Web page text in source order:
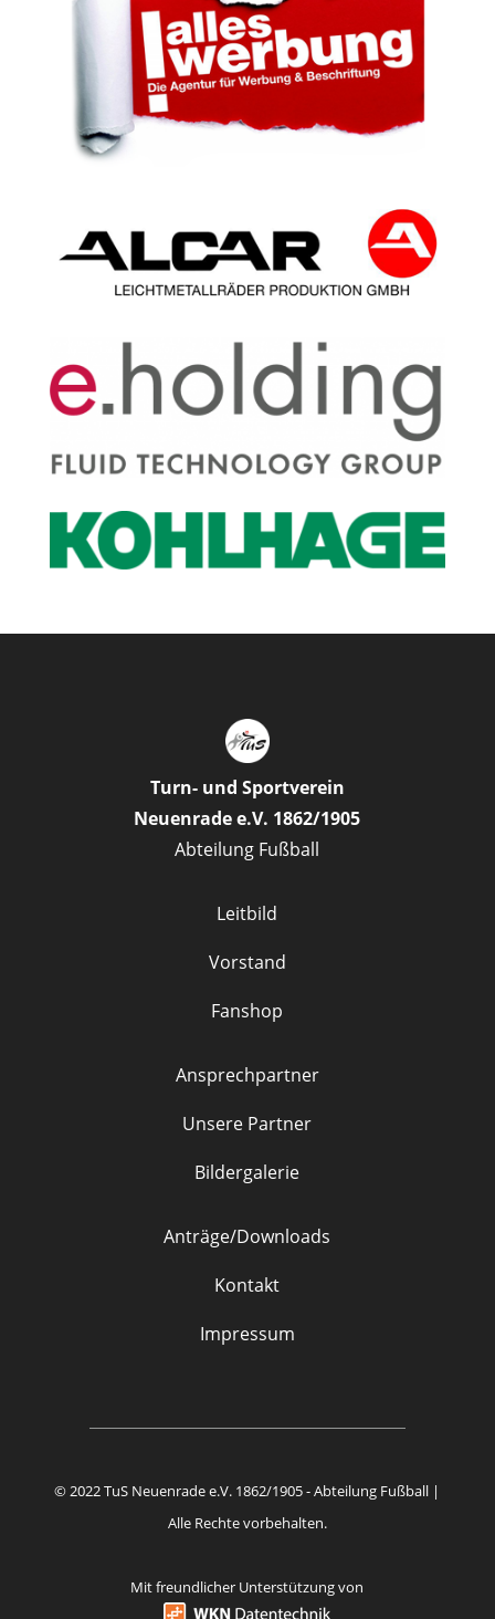
Turn- und Sportverein
Neuenrade e.V. 1862/1905
Abteilung Fußball
Leitbild
Vorstand
Fanshop
Ansprechpartner
Unsere Partner
Bildergalerie
Anträge/Downloads
Kontakt
Impressum
© 2022 TuS Neuenrade e.V. 1862/1905 - Abteilung Fußball |
Alle Rechte vorbehalten.
Mit freundlicher Unterstützung von